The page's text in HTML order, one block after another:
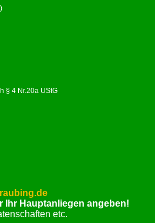
§ 4 Nr.20a UStG
Ihr Hauptanliegen angeben!
etc.